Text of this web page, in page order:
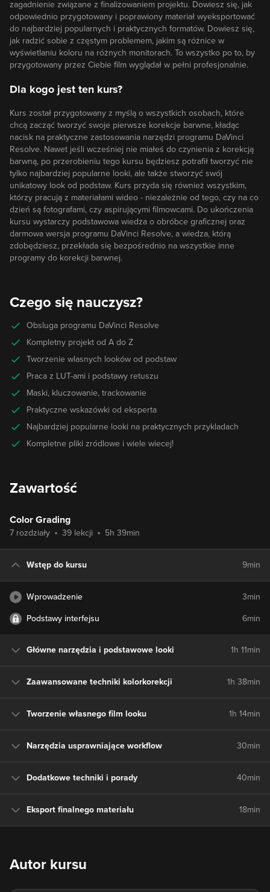
zagadnienie związane z finalizowaniem projektu. Dowiesz się, jak
odpowiednio przygotowany i poprawiony materiał wyeksportować
do najbardziej popularnych i praktycznych formatów. Dowiesz się,
jak radzić sobie z częstym problemem, jakim są różnice w
wyświetlaniu koloru na różnych monitorach. To wszystko po to, by
przygotowany przez Ciebie film wyglądał w pełni profesjonalnie.
Dla kogo jest ten kurs?
Kurs został przygotowany z myślą o wszystkich osobach, które
chcą zacząć tworzyć swoje pierwsze korekcje barwne, kładąc
nacisk na praktyczne zastosowania narzędzi programu DaVinci
Resolve. Nawet jeśli wcześniej nie miałeś do czynienia z korekcją
barwną, po przerobieniu tego kursu będziesz potrafił tworzyć nie
tylko najbardziej popularne looki, ale także stworzyć swój
unikatowy look od podstaw. Kurs przyda się również wszystkim,
którzy pracują z materiałami wideo - niezależnie od tego, czy na co
dzień są fotografami, czy aspirującymi filmowcami. Do ukończenia
kursu wystarczy podstawowa wiedza o obróbce graficznej oraz
darmowa wersja programu DaVinci Resolve, a wiedza, którą
zdobędziesz, przekłada się bezpośrednio na wszystkie inne
programy do korekcji barwnej.
Czego się nauczysz?
Obsluga programu DaVinci Resolve
Kompletny projekt od A do Z
Tworzenie wlasnych looków od podstaw
Praca z LUT-ami i podstawy retuszu
Maski, kluczowanie, trackowanie
Praktyczne wskazówki od eksperta
Najbardziej popularne looki na praktycznych przykladach
Kompletne pliki zródlowe i wiele wiecej!
Zawartość
Color Grading
7 rozdziały 39 lekcji 5h 39min
Wstęp do kursu 9min
Wprowadzenie 3min
Podstawy interfejsu 6min
Główne narzędzia i podstawowe looki 1h 11min
Zaawansowane techniki kolorkorekcji 1h 38min
Tworzenie własnego film looku 1h 14min
Narzędzia usprawniające workflow 30min
Dodatkowe techniki i porady 40min
Eksport finalnego materiału 18min
Autor kursu